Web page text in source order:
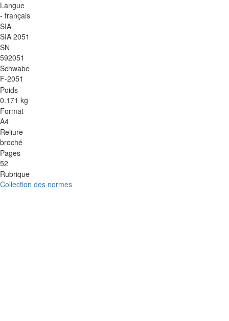
Langue
- français
SIA
SIA 2051
SN
592051
Schwabe
F-2051
Poids
0.171 kg
Format
A4
Reliure
broché
Pages
52
Rubrique
Collection des normes